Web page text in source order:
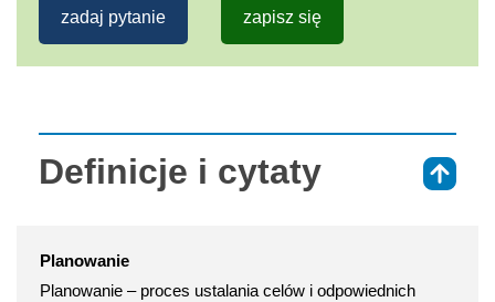
zadaj pytanie zapisz się
Definicje i cytaty
Planowanie
Planowanie – proces ustalania celów i odpowiednich